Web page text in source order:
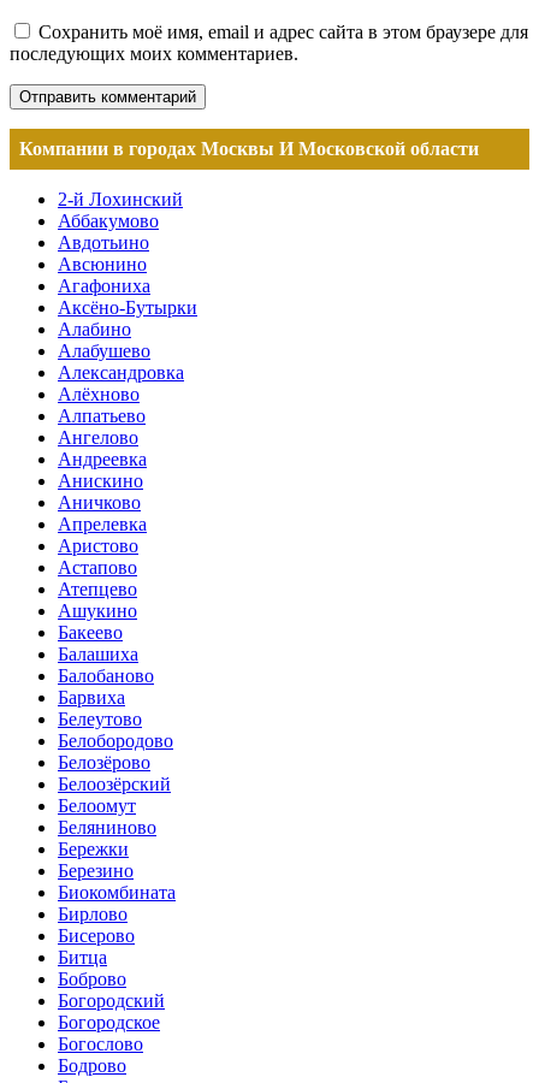
Сохранить моё имя, email и адрес сайта в этом браузере для
последующих моих комментариев.
Компании в городах Москвы И Московской области
2-й Лохинский
Аббакумово
Авдотьино
Авсюнино
Агафониха
Аксёно-Бутырки
Алабино
Алабушево
Александровка
Алёхново
Алпатьево
Ангелово
Андреевка
Анискино
Аничково
Апрелевка
Аристово
Астапово
Атепцево
Ашукино
Бакеево
Балашиха
Балобаново
Барвиха
Белеутово
Белобородово
Белозёрово
Белоозёрский
Белоомут
Беляниново
Бережки
Березино
Биокомбината
Бирлово
Бисерово
Битца
Боброво
Богородский
Богородское
Богослово
Бодрово